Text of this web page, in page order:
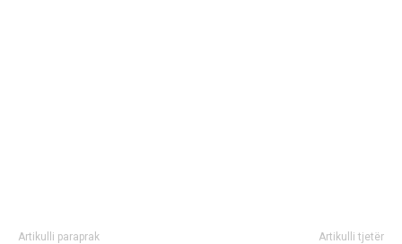
Artikulli paraprak Artikulli tjetër